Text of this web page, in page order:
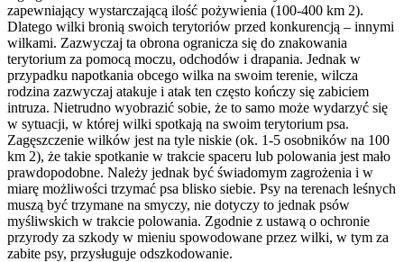
zapewniający wystarczającą ilość pożywienia (100-400 km 2).
Dlatego wilki bronią swoich terytoriów przed konkurencją – innymi
wilkami. Zazwyczaj ta obrona ogranicza się do znakowania
terytorium za pomocą moczu, odchodów i drapania. Jednak w
przypadku napotkania obcego wilka na swoim terenie, wilcza
rodzina zazwyczaj atakuje i atak ten często kończy się zabiciem
intruza. Nietrudno wyobrazić sobie, że to samo może wydarzyć się
w sytuacji, w której wilki spotkają na swoim terytorium psa.
Zagęszczenie wilków jest na tyle niskie (ok. 1-5 osobników na 100
km 2), że takie spotkanie w trakcie spaceru lub polowania jest mało
prawdopodobne. Należy jednak być świadomym zagrożenia i w
miarę możliwości trzymać psa blisko siebie. Psy na terenach leśnych
muszą być trzymane na smyczy, nie dotyczy to jednak psów
myśliwskich w trakcie polowania. Zgodnie z ustawą o ochronie
przyrody za szkody w mieniu spowodowane przez wilki, w tym za
zabite psy, przysługuje odszkodowanie.